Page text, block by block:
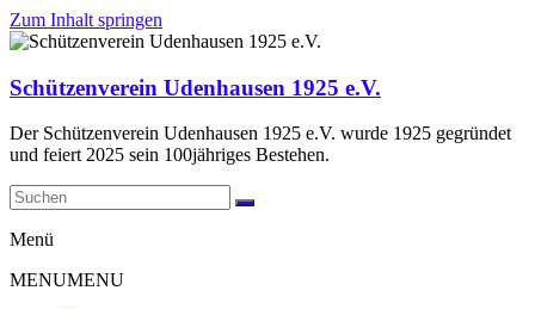
Zum Inhalt springen
Schützenverein Udenhausen 1925 e.V.
Der Schützenverein Udenhausen 1925 e.V. wurde 1925 gegründet
und feiert 2025 sein 100jähriges Bestehen.
Menü
MENUMENU